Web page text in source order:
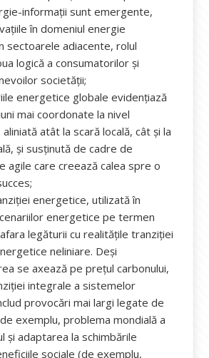
informații sunt emergente,
în domeniul energie
sectoarele adiacente, rolul
logică a consumatorilor și
societății;
energetice globale evidențiază
mai coordonate la nivel
atât la scară locală, cât și la
și susținută de cadre de
agile care creează calea spre o
energetice, utilizată în
energetice pe termen
legăturii cu realitățile tranziției
neliniare. Deși
se axează pe prețul carbonului,
integrale a sistemelor
provocări mai largi legate de
exemplu, problema mondială a
și adaptarea la schimbările
sociale (de exemplu,